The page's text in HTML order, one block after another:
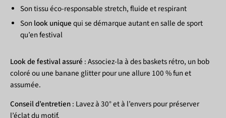
Son tissu éco-responsable stretch, fluide et respirant
Son look uniquequi se démarque autant en salle de sport
qu’en festival
Look de festival assuré : Associez-la à des baskets rétro, un bob
coloré ou une banane glitter pour une allure 100 % fun et
assumée.
Conseil d’entretien: Lavez à 30° et à l’envers pour préserver
l’éclat du motif.